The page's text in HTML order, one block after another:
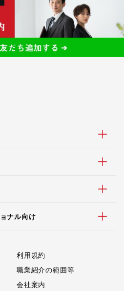
ナル向け
利用規約
職業紹介の範囲等
会社案内